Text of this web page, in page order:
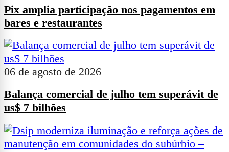
Pix amplia participação nos pagamentos em
bares e restaurantes
06 de agosto de 2026
Balança comercial de julho tem superávit de
us$ 7 bilhões